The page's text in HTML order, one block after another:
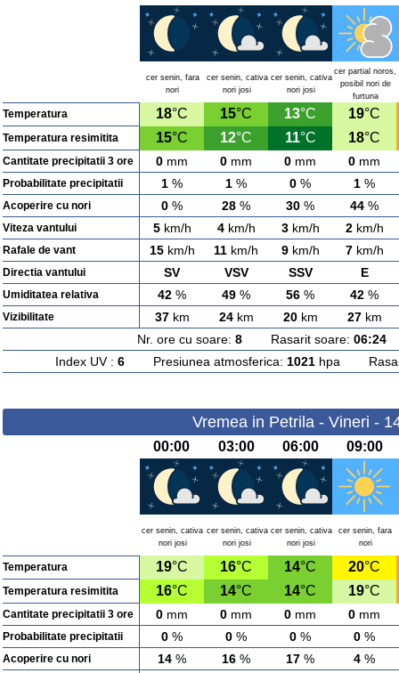
cer senin, fara
nori
cer senin, cativa
nori josi
cer senin, cativa
nori josi
cer partial noros,
posibil nori de
furtuna
Temperatura 18°C 15°C 13°C 19°C
Temperatura resimitita 15°C 12°C 11°C 18°C
Cantitate precipitatii 3 ore 0 mm 0 mm 0 mm 0 mm
Probabilitate precipitatii 1 % 1 % 0 % 1 %
Acoperire cu nori 0 % 28 % 30 % 44 %
Viteza vantului 5km/h 4km/h 3km/h 2km/h
Rafale de vant 15km/h 11 km/h 9km/h 7km/h
Directia vantului SV VSV SSV E
Umiditatea relativa 42 % 49 % 56 % 42 %
Vizibilitate 37km 24km 20km 27km
Nr. ore cu soare: 8Rasarit soare: 06:24
Index UV : 6Presiunea atmosferica: 1021hpa
Vremea in Petrila - Vineri -
00:00 03:00 06:00 09:00
cer senin, cativa
nori josi
cer senin, cativa
nori josi
cer senin, cativa
nori josi
cer senin, fara
nori
Temperatura 19°C 16°C 14°C 20°C
Temperatura resimitita 16°C 14°C 14°C 19°C
Cantitate precipitatii 3 ore 0 mm 0 mm 0 mm 0 mm
Probabilitate precipitatii 0 % 0 % 0 % 0 %
Acoperire cu nori 14 % 16 % 17 % 4 %